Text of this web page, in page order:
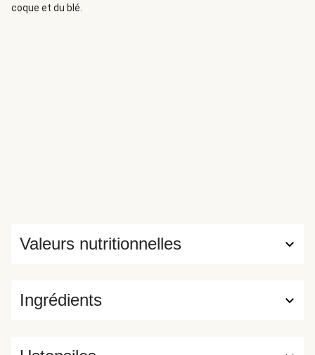
coque et du blé.
Ingrédients
Valeurs nutritionnelles